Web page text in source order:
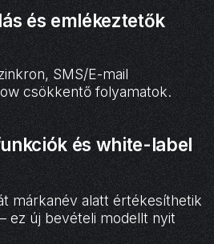
és emlékeztetők
SMS/E-mail
csökkentő folyamatok.
és white-label
márkanév alatt értékesíthetik
ez új bevételi modellt nyit